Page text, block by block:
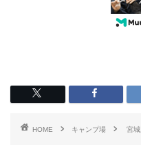
HOME キャンプ場 宮